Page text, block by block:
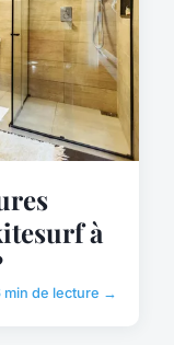
à
min de lecture →